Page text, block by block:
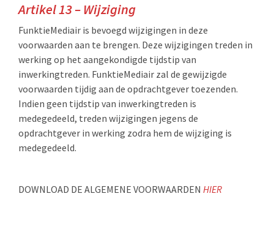
Artikel 13 – Wijziging
FunktieMediair is bevoegd wijzigingen in deze
voorwaarden aan te brengen. Deze wijzigingen treden in
werking op het aangekondigde tijdstip van
inwerkingtreden. FunktieMediair zal de gewijzigde
voorwaarden tijdig aan de opdrachtgever toezenden.
Indien geen tijdstip van inwerkingtreden is
medegedeeld, treden wijzigingen jegens de
opdrachtgever in werking zodra hem de wijziging is
medegedeeld.
DOWNLOAD DE ALGEMENE VOORWAARDEN HIER